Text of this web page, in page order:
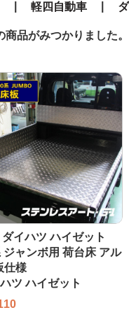
軽四自動車
商品がみつかりました。
イハツ ハイゼット
ジャンボ用 荷台床 アル
仕様
ツ ハイゼット